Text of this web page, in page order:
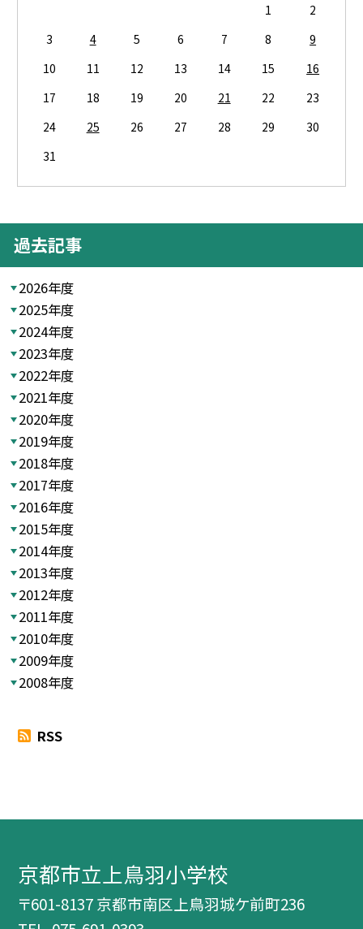
1
2
3
4 5 6 7 8
9
10
11 12 13 14 15
16
17
18 19 20 21 22
23
24
25 26 27 28 29
30
31
過去記事
2026年度
2025年度
2024年度
2023年度
2022年度
2021年度
2020年度
2019年度
2018年度
2017年度
2016年度
2015年度
2014年度
2013年度
2012年度
2011年度
2010年度
2009年度
2008年度
RSS
京都市立上鳥羽小学校
〒601-8137 京都市南区上鳥羽城ケ前町236